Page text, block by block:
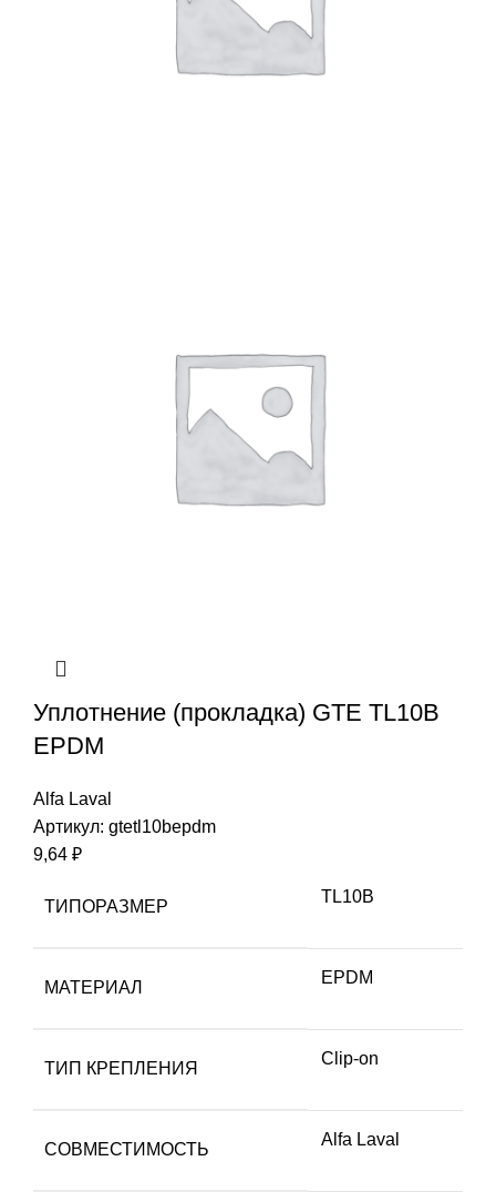
Уплотнение (прокладка) GTE TL10B
EPDM
Alfa Laval
Артикул: gtetl10bepdm
9,64 ₽
ТИПОРАЗМЕР
TL10B
МАТЕРИАЛ
EPDM
ТИП КРЕПЛЕНИЯ
Clip-on
СОВМЕСТИМОСТЬ
Alfa Laval